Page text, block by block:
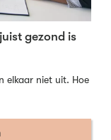
gezond is
elkaar niet uit. Hoe